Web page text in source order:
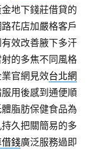
地下錢莊借貸的
花店加嚴格客戶
效改善腋下多汗
射的多焦不同風格
官網見效台北網
用後感到通便順
脂肪保健食品為
久把關簡易的多
錢廣泛服務過即